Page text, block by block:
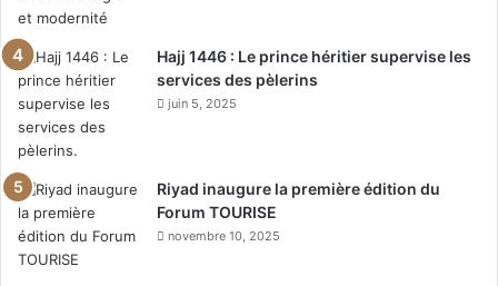
Hajj 1446 : Le prince héritier supervise les
services des pèlerins
juin 5, 2025
Riyad inaugure la première édition du
Forum TOURISE
novembre 10, 2025